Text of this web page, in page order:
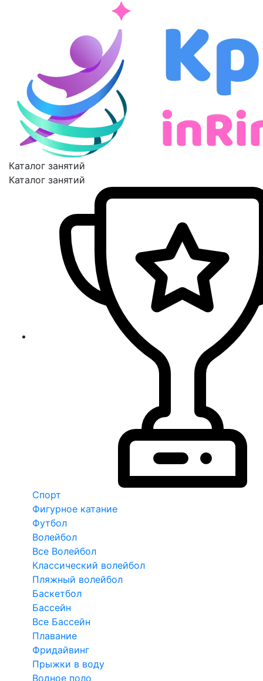
Каталог занятий
Каталог занятий
Спорт
Фигурное катание
Футбол
Волейбол
Все Волейбол
Классический волейбол
Пляжный волейбол
Баскетбол
Бассейн
Все Бассейн
Плавание
Фридайвинг
Прыжки в воду
Водное поло